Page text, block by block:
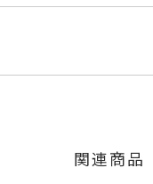
ます。
関連商品